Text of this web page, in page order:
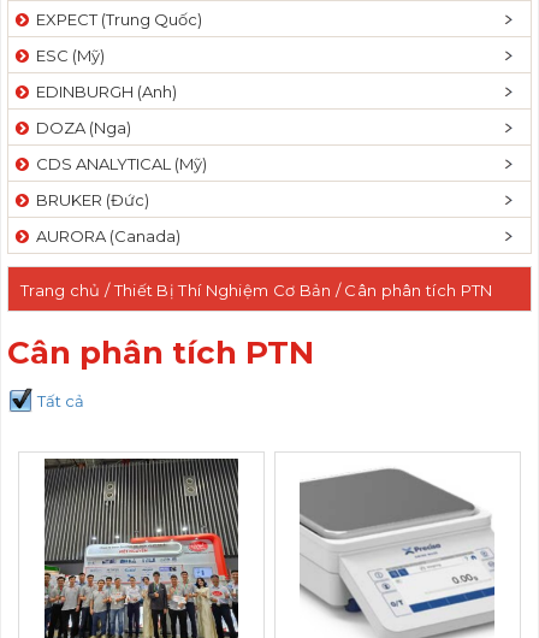
EXPECT (Trung Quốc)
ESC (Mỹ)
EDINBURGH (Anh)
DOZA (Nga)
CDS ANALYTICAL (Mỹ)
BRUKER (Đức)
AURORA (Canada)
Trang chủ /Thiết Bị Thí Nghiệm Cơ Bản / Cân phân tích PTN
Cân phân tích PTN
Tất cả